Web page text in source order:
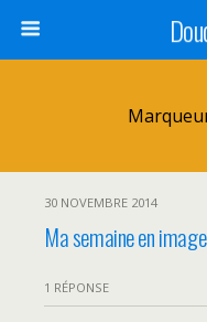
30 NOVEMBRE 2014
Ma semaine en
1 RÉPONSE